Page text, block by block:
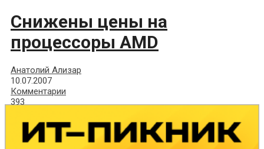
Снижены цены на
процессоры AMD
Анатолий Ализар
10.07.2007
Комментарии
393